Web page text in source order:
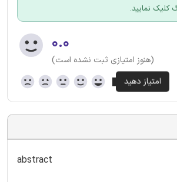
کلیک نمایید.
۰.۰
(هنوز امتیازی ثبت نشده است)
abstract